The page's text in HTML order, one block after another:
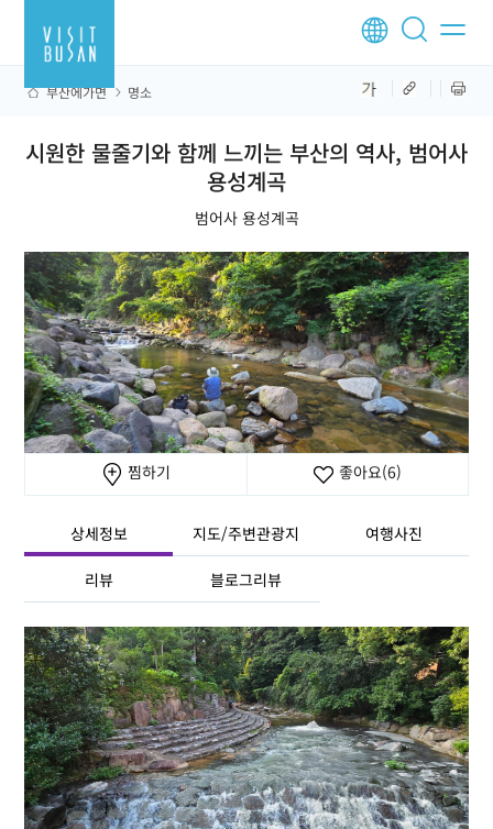
부산에가면 명소
시원한 물줄기와 함께 느끼는 부산의 역사, 범어사
용성계곡
범어사 용성계곡
찜하기 좋아요(6)
상세정보 지도/주변관광지 여행사진
리뷰 블로그리뷰